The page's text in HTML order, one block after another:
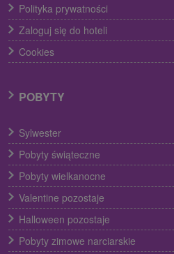
Polityka prywatności
Zaloguj się do hoteli
Cookies
POBYTY
Sylwester
Pobyty świąteczne
Pobyty wielkanocne
Valentine pozostaje
Halloween pozostaje
Pobyty zimowe narciarskie